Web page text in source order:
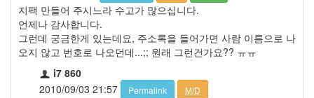
지팩 만들어 주시느라 수고가 많으십니다.
언제나 감사합니다.
그런데 궁금한게 있는데요, 주소록을 들어가면 사람 이름으로 나
오지 않고 번호로 나오던데...;; 원래 그런건가요?? ㅠㅠ
i7 860
2010/09/03 21:57
Permalink M/D